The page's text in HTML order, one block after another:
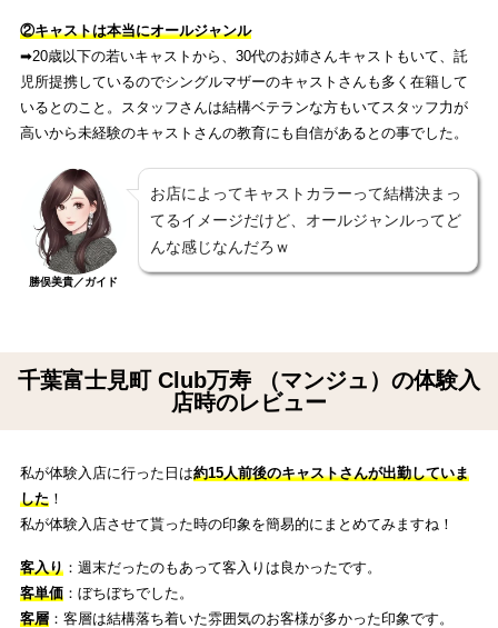
②キャストは本当にオールジャンル
➡︎20歳以下の若いキャストから、30代のお姉さんキャストもいて、託
児所提携しているのでシングルマザーのキャストさんも多く在籍して
いるとのこと。スタッフさんは結構ベテランな方もいてスタッフ力が
高いから未経験のキャストさんの教育にも自信があるとの事でした。
勝俣美貴／ガイド
お店によってキャストカラーって結構決まっ
てるイメージだけど、オールジャンルってど
んな感じなんだろｗ
千葉富士見町 Club万寿 （マンジュ）の体験入
店時のレビュー
私が体験入店に行った日は約15人前後のキャストさんが出勤していま
した！
私が体験入店させて貰った時の印象を簡易的にまとめてみますね！
客入り：週末だったのもあって客入りは良かったです。
客単価：ぼちぼちでした。
客層：客層は結構落ち着いた雰囲気のお客様が多かった印象です。